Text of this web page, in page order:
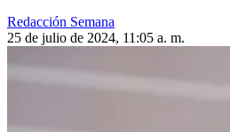
Redacción Semana
25 de julio de 2024, 11:05 a. m.